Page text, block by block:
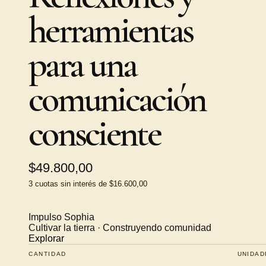
herramientas
para una
comunicación
consciente
$49.800,00
3 cuotas sin interés de $16.600,00
Impulso Sophia
Cultivar la tierra · Construyendo comunidad
Explorar
CANTIDAD